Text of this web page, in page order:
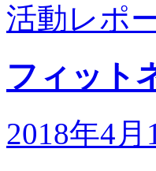
活動レポ
フィット
2018年4月